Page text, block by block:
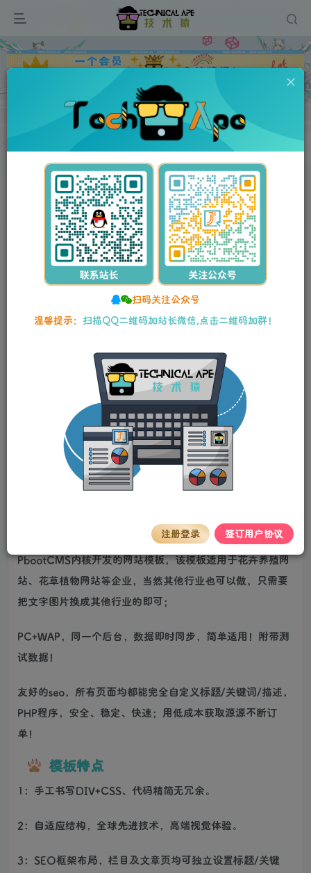
广告
花卉养殖新闻资讯类模板 绿色植物网站源码下载
网站源码 PbootCMS模板 正文
0
花卉养殖新闻资讯类模板 绿色植物网站源码下载
此内容为付费资源，请付费后查看
Y币10Y币25
立即购买
您当前未登录！建议登录后购买，可保存购买订单。
stalker
2年前更新
花卉养殖新闻资讯类模板 绿色植物网站源码下载
PbootCMS内核开发的网站模板，该模板适用于花卉养殖网
站、花草植物网站等企业，当然其他行业也可以做，只需要
把文字图片换成其他行业的即可；
PC+WAP，同一个后台，数据即时同步，简单适用！附带测
试数据！
友好的seo，所有页面均都能完全自定义标题/关键词/描述，
PHP程序，安全、稳定、快速；用低成本获取源源不断订
单！
模板特点
1：手工书写DIV+CSS、代码精简无冗余。
2：自适应结构，全球先进技术，高端视觉体验。
3：SEO框架布局，栏目及文章页均可独立设置标题/关键
扫码关注公众号
温馨提示： 扫描QQ二维码加站长微信,点击二维码加群！
注册登录 签订用户协议